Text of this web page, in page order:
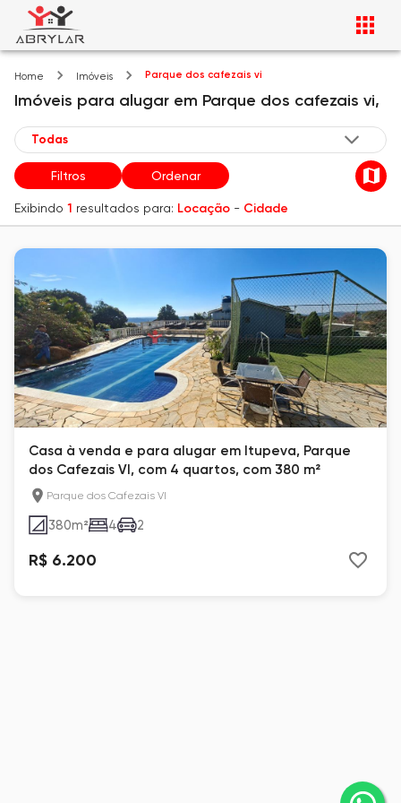
Home Imóveis Parque dos cafezais vi
Imóveis para alugar em Parque dos cafezais vi,
Filtros Ordenar
Exibindo 1 resultados para: Locação - Cidade
Casa à venda e para alugar em Itupeva, Parque
dos Cafezais VI, com 4 quartos, com 380 m²
Parque dos Cafezais VI
380m² 4 2
R$ 6.200